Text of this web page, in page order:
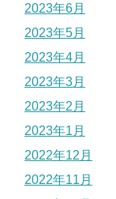
2023年6月
2023年5月
2023年4月
2023年3月
2023年2月
2023年1月
2022年12月
2022年11月